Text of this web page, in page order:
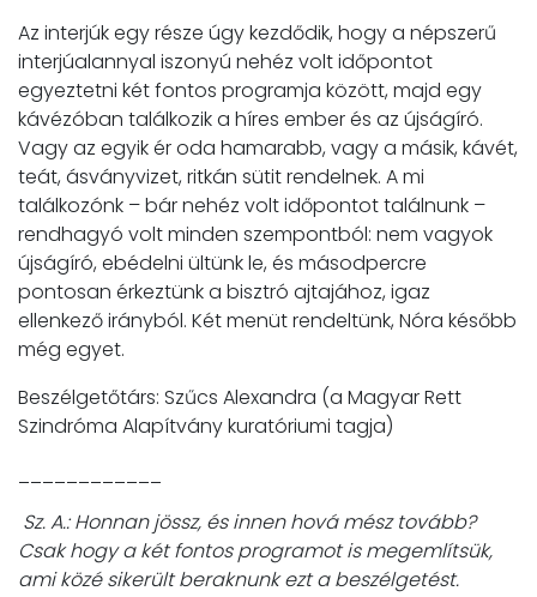
Az interjúk egy része úgy kezdődik, hogy a népszerű
interjúalannyal iszonyú nehéz volt időpontot
egyeztetni két fontos programja között, majd egy
kávézóban találkozik a híres ember és az újságíró.
Vagy az egyik ér oda hamarabb, vagy a másik, kávét,
teát, ásványvizet, ritkán sütit rendelnek. A mi
találkozónk – bár nehéz volt időpontot találnunk –
rendhagyó volt minden szempontból: nem vagyok
újságíró, ebédelni ültünk le, és másodpercre
pontosan érkeztünk a bisztró ajtajához, igaz
ellenkező irányból. Két menüt rendeltünk, Nóra később
még egyet.
Beszélgetőtárs: Szűcs Alexandra (a Magyar Rett
Szindróma Alapítvány kuratóriumi tagja)
Sz. A.: Honnan jössz, és innen hová mész tovább?
Csak hogy a két fontos programot is megemlítsük,
ami közé sikerült beraknunk ezt a beszélgetést.